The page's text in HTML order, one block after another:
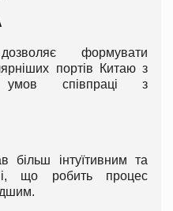
формувати
портів Китаю з
умов співпраці з
більш інтуїтивним та
що робить процес